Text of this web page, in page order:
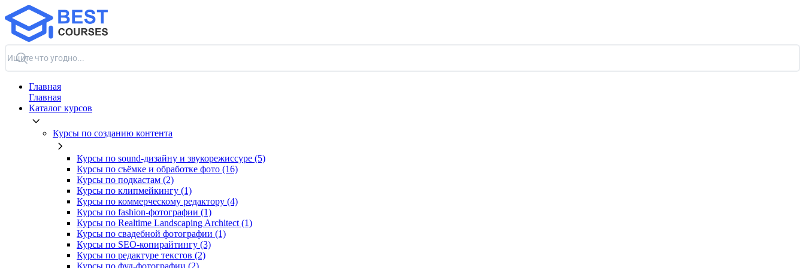
Главная
Главная
Каталог курсов
Курсы по созданию контента
Курсы по sound-дизайну и звукорежиссуре (5)
Курсы по съёмке и обработке фото (16)
Курсы по подкастам (2)
Курсы по клипмейкингу (1)
Курсы по коммерческому редактору (4)
Курсы по fashion-фотографии (1)
Курсы по Realtime Landscaping Architect (1)
Курсы по свадебной фотографии (1)
Курсы по SEO-копирайтингу (3)
Курсы по редактуре текстов (2)